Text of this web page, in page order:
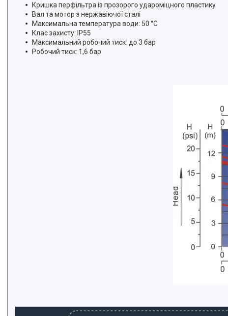
Кришка перфільтра із прозорого удароміцного пластику
Вал та мотор з нержавіючої сталі
Максимальна температура води: 50 °C
Клас захисту: IP55
Максимальний робочий тиск: до 3 бар
Робочий тиск: 1,6 бар